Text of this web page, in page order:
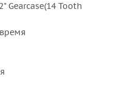
Gearcase(14 Tooth